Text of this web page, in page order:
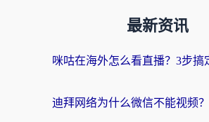
最新资讯